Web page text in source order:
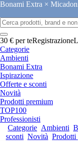
Bonami Extra ×
30 € per teRegistrazione
Categorie
Ambienti
Bonami Extra
Ispirazione
Offerte e sconti
Novità
Prodotti premium
TOP100
Professionisti
Categorie Ambienti
sconti Novità Prodotti